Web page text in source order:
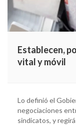
Establecen,
vital y móvil
Lo definió el
negociaciones
sindicatos, y